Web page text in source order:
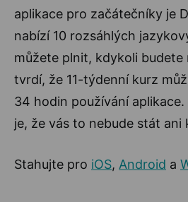
aplikace pro začátečníky je
nabízí 10 rozsáhlých
můžete plnit, kdykoli budete
tvrdí, že 11-týdenní kurz
34 hodin používání aplikace.
je, že vás to nebude stát ani
Stahujte pro iOS, Android a